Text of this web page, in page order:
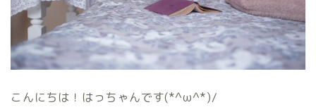
こんにちは！はっちゃんです(*^ω^*)/